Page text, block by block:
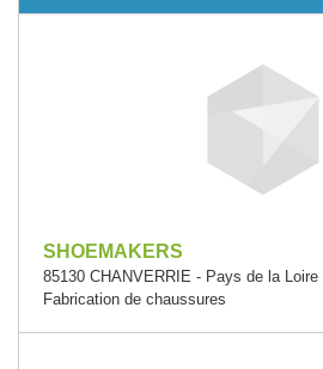
SHOEMAKERS
85130 CHANVERRIE - Pays de la Loire
Fabrication de chaussures